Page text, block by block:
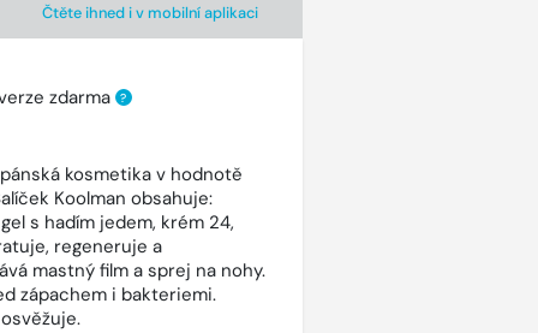
Čtěte ihned i v mobilní aplikaci
zdarma ?
kosmetika v hodnotě
Koolman obsahuje:
s hadím jedem, krém 24,
regeneruje a
mastný film a sprej na nohy.
zápachem i bakteriemi.